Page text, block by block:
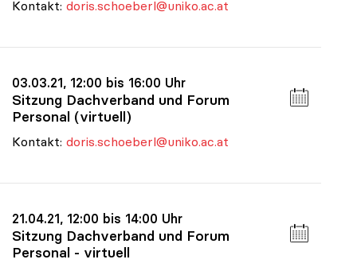
Kontakt: doris.schoeberl@uniko.ac.at
03.03.21, 12:00 bis 16:00 Uhr
Sitzung Dachverband und Forum
Personal (virtuell)
Kontakt: doris.schoeberl@uniko.ac.at
21.04.21, 12:00 bis 14:00 Uhr
Sitzung Dachverband und Forum
Personal - virtuell